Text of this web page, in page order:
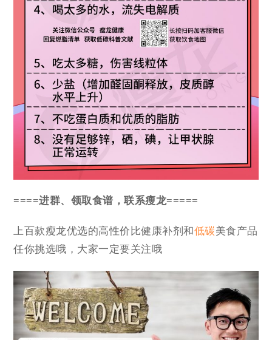
====进群、领取食谱，联系瘦龙=====
上百款瘦龙优选的高性价比健康补剂和低碳美食产品
任你挑选哦，大家一定要关注哦